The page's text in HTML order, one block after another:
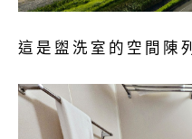
這是盥洗室的空間陳列